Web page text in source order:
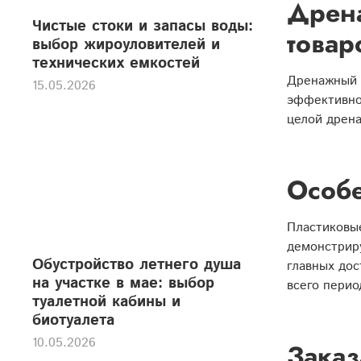
Дренажный
целой
главных
всего
Чистые стоки и запасы воды:
выбор жироуловителей и
технических емкостей
15.05.2026
Обустройство летнего душа
на участке в мае: выбор
туалетной кабины и
биотуалета
10.05.2026